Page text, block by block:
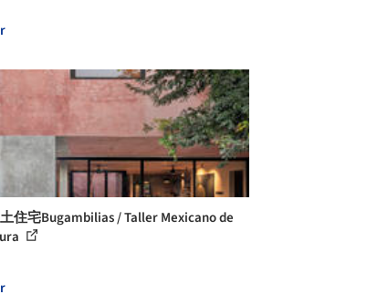
住宅Bugambilias / Taller Mexicano de